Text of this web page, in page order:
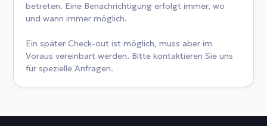
betreten. Eine Benachrichtigung erfolgt immer, wo
und wann immer möglich.
Ein später Check-out ist möglich, muss aber im
Voraus vereinbart werden. Bitte kontaktieren Sie uns
für spezielle Anfragen.